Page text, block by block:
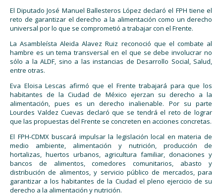
El Diputado José Manuel Ballesteros López declaró el FPH tiene el
reto de garantizar el derecho a la alimentación como un derecho
universal por lo que se comprometió a trabajar con el Frente.
La Asambleísta Aleida Alavez Ruiz reconoció que el combate al
hambre es un tema transversal en el que se debe involucrar no
sólo a la ALDF, sino a las instancias de Desarrollo Social, Salud,
entre otras.
Eva Eloisa Lescas afirmó que el Frente trabajará para que los
habitantes de la Ciudad de México ejerzan su derecho a la
alimentación, pues es un derecho inalienable. Por su parte
Lourdes Valdez Cuevas declaró que se tendrá el reto de lograr
que las propuestas del Frente se concreten en acciones concretas.
El FPH-CDMX buscará impulsar la legislación local en materia de
medio ambiente, alimentación y nutrición, producción de
hortalizas, huertos urbanos, agricultura familiar, donaciones y
bancos de alimentos, comedores comunitarios, abasto y
distribución de alimentos, y servicio público de mercados, para
garantizar a los habitantes de la Ciudad el pleno ejercicio de su
derecho a la alimentación y nutrición.